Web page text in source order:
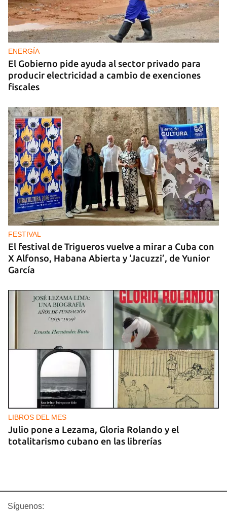
DEPORTACIONES EE UU
El ICE envía a la fuerza a migrantes, entre ellos
cuatro cubanos, a la República Centroafricana
ENERGÍA
El Gobierno pide ayuda al sector privado para
producir electricidad a cambio de exenciones
fiscales
FESTIVAL
El festival de Trigueros vuelve a mirar a Cuba con
X Alfonso, Habana Abierta y ‘Jacuzzi’, de Yunior
García
LIBROS DEL MES
Julio pone a Lezama, Gloria Rolando y el
totalitarismo cubano en las librerías
Síguenos: